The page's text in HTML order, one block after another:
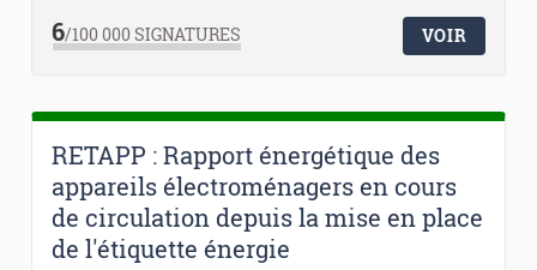
6/100 000SIGNATURES VOIR
RETAPP : Rapport énergétique des
appareils électroménagers en cours
de circulation depuis la mise en place
de l'étiquette énergie